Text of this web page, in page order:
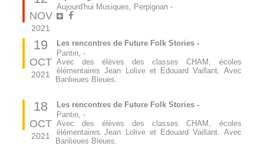
NOV
2021
Aujourd'hui Musiques, Perpignan -
19
OCT
2021
Les rencontres de Future Folk Stories -
Pantin, -
Avec des élèves des classes CHAM, écoles
élémentaires Jean Lolive et Edouard Vaillant. Avec
Banlieues Bleues.
18
OCT
2021
Les rencontres de Future Folk Stories -
Pantin, -
Avec des élèves des classes CHAM, écoles
élémentaires Jean Lolive et Edouard Vaillant. Avec
Banlieues Bleues.